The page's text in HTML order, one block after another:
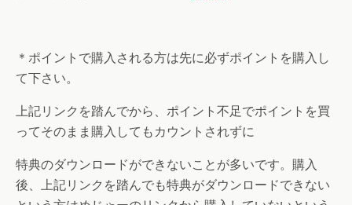
＊ポイントで購入される方は先に必ずポイントを購入し
て下さい。
上記リンクを踏んでから、ポイント不足でポイントを買
ってそのまま購入してもカウントされずに
特典のダウンロードができないことが多いです。購入
後、上記リンクを踏んでも特典がダウンロードできない